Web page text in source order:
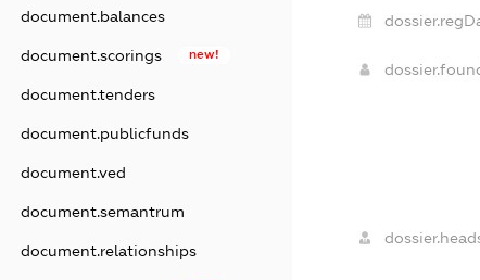
document.balances
document.scorings new!
document.tenders
document.publicfunds
document.ved
document.semantrum
document.relationships